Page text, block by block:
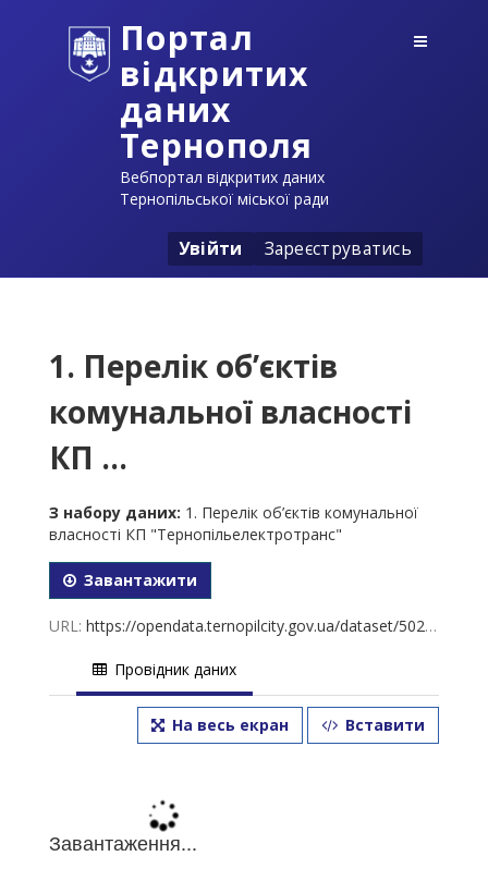
Портал
відкритих
даних
Тернополя
Вебпортал відкритих даних
Тернопільської міської ради
Увійти Зареєструватись
1. Перелік об’єктів
комунальної власності
КП ...
З набору даних: 1. Перелік об’єктів комунальної
власності КП "Тернопільелектротранс"
Завантажити
URL: https://opendata.ternopilcity.gov.ua/dataset/5027039b-a290-4507-a81f-27ed64a09368/resource/850ea884-7353-4935-9eeb-fb5938f70dc5/download/-3-.2024-.xls
Провідник даних
На весь екран Вставити